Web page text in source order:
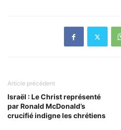
Article précédent
Israël : Le Christ représenté
par Ronald McDonald’s
crucifié indigne les chrétiens